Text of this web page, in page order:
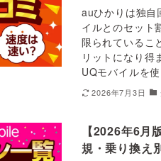
auひかりは独自
イルとのセット
限られているこ
リットになり得
UQモバイルを
2026年7月3日
【2026年6月
規・乗り換え